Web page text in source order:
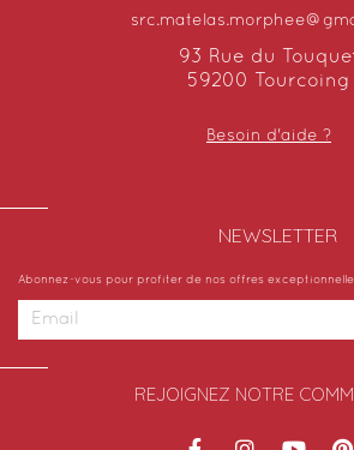
93 Rue du
59200 Tourcoing
Besoin d'aide ?
NEWSLETTER​
Abonnez-vous pour profiter de nos offres
REJOIGNEZ NOTRE